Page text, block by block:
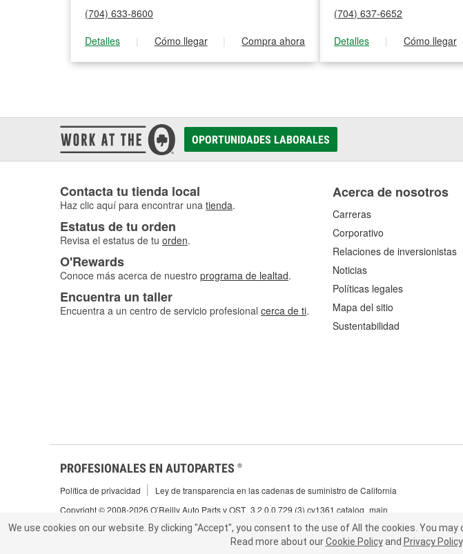
(704) 633-8600
Detalles
| Cómo llegar | Compra ahora
(704) 637-6652
Detalles
| Cómo llegar
We use cookies on our website. By clicking "Accept", you consent to the use of All the cookies.You
about ourCookie PolicyandPrivacy Policy
OPORTUNIDADES LABORALES
Contacta tu tienda local
Haz clic aquí para encontrar una tienda.
Estatus de tu orden
Revisa el estatus de tu orden.
O'Rewards
Conoce más acerca de nuestro programa de lealtad.
Encuentra un taller
Encuentra a un centro de servicio profesional cerca de ti.
Acerca de nosotros
Carreras
Corporativo
Relaciones de inversionistas
Noticias
Políticas legales
Mapa del sitio
Sustentabilidad
PROFESIONALES EN AUTOPARTES ®
Política de privacidad
Ley de transparencia en las cadenas de suministro de California
Copyright © 2008-2026 O’Reilly Auto Parts v OST_3.2.0.0.729 (3) cv1361 catalog_main
We use cookies on our website. By clicking "Accept", you consent to the use of All the cookies. You may
Read more about our Cookie Policy and Privacy Policy.